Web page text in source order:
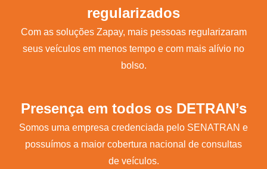
regularizados
Com as soluções Zapay, mais pessoas regularizaram
seus veículos em menos tempo e com mais alívio no
bolso.
Presença em todos os DETRAN’s
Somos uma empresa credenciada pelo SENATRAN e
possuímos a maior cobertura nacional de consultas
de veículos.